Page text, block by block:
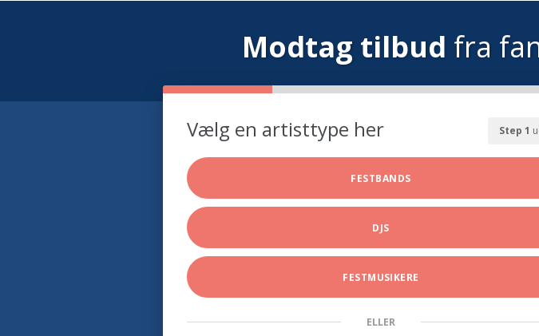
Modtag tilbud fra
Step 1
Vælg en artisttype her
FESTBANDS
DJS
FESTMUSIKERE
ELLER